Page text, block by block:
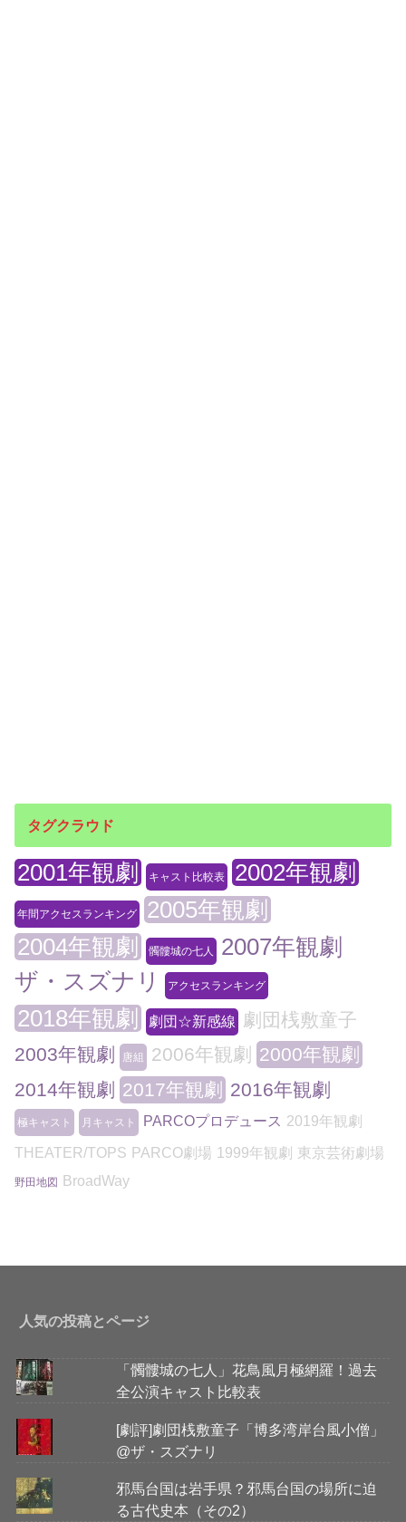
タグクラウド
2001年観劇 キャスト比較表 2002年観劇
年間アクセスランキング
2005年観劇
2004年観劇
髑髏城の七人
2007年観劇
ザ・スズナリ
アクセスランキング
2018年観劇 劇団☆新感線
劇団桟敷童子
2003年観劇
唐組 2006年観劇
2000年観劇
2014年観劇 2017年観劇 2016年観劇
極キャスト 月キャスト PARCOプロデュース 2019年観劇
THEATER/TOPS PARCO劇場 1999年観劇 東京芸術劇場
野田地図 BroadWay
人気の投稿とページ
「髑髏城の七人」花鳥風月極網羅！過去
全公演キャスト比較表
[劇評]劇団桟敷童子「博多湾岸台風小僧」
@ザ・スズナリ
邪馬台国は岩手県？邪馬台国の場所に迫
る古代史本（その2）